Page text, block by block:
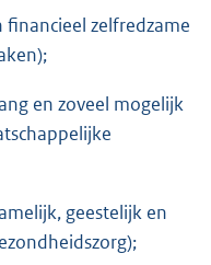
zelfredzame
en zoveel mogelijk
geestelijk en